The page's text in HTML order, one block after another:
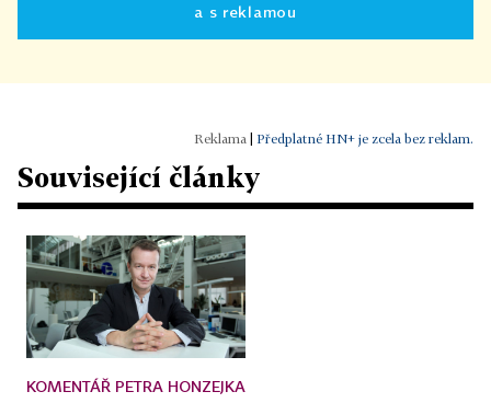
a s reklamou
| Předplatné HN+ je zcela bez reklam.
Související články
KOMENTÁŘ PETRA HONZEJKA